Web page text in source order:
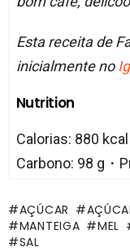
Esta receita de
inicialmente no
Nutrition
Calorias: 880
Carbono: 98 g・
AÇÚCAR
MANTEIGA
MEL
SAL